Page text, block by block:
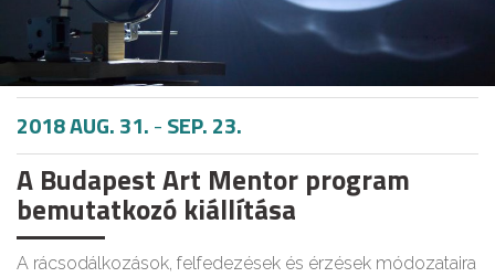
2018 AUG. 31.-SEP. 23.
A Budapest Art Mentor program
bemutatkozó kiállítása
A rácsodálkozások, felfedezések és érzések módozataira